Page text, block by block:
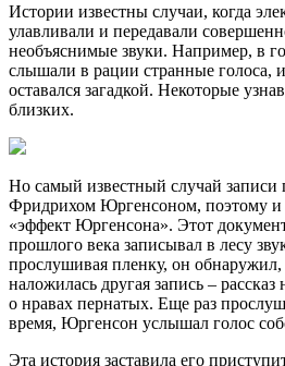
Истории известны случаи, когда
улавливали и передавали
необъяснимые звуки. Например, в
слышали в рации странные голоса,
оставался загадкой. Некоторые
близких.
Но самый известный случай записи
Фридрихом Юргенсоном, поэтому и
«эффект Юргенсона». Этот
прошлого века записывал в лесу
прослушивая пленку, он обнаружил,
наложилась другая запись – рассказ
о нравах пернатых. Еще раз
время, Юргенсон услышал голос
Эта история заставила его